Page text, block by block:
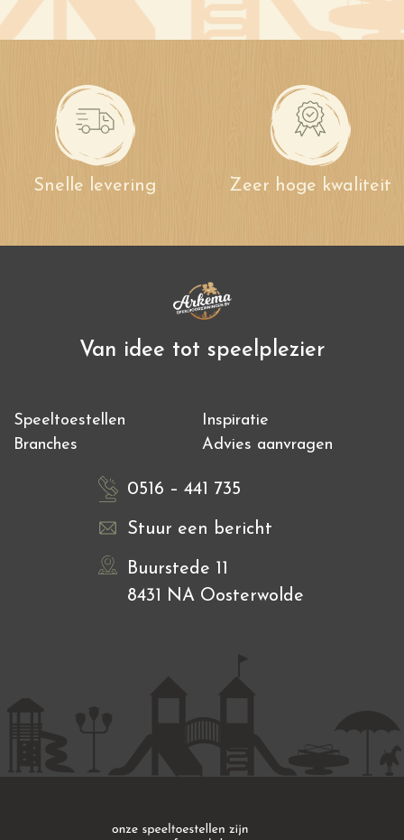
Snelle levering Zeer hoge kwaliteit
Van idee tot speelplezier
Speeltoestellen
Inspiratie
Branches
Advies aanvragen
0516 – 441 735
Stuur een bericht
Buurstede 11
8431 NA Oosterwolde